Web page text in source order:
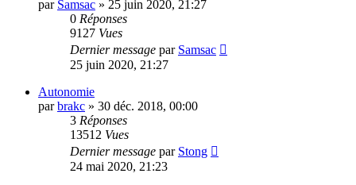
par Samsac » 25 juin 2020, 21:27
0 Réponses
9127 Vues
Dernier message par Samsac
25 juin 2020, 21:27
Autonomie
parbrakc » 30 déc. 2018, 00:00
3 Réponses
13512 Vues
Dernier message par Stong
24 mai 2020, 21:23